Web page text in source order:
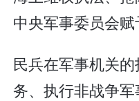
中央军事委员会赋
民兵在军事机关
务、执行非战争